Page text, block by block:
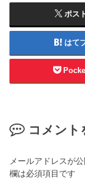
ポス
はて
コメント
メールアドレスが
欄は必須項目です